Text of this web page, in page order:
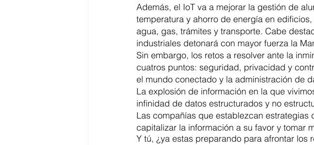
Además, el IoT va a mejorar la gestión de
temperatura y ahorro de energía en
agua, gas, trámites y transporte. Cabe
industriales detonará con mayor fuerza la
Sin embargo, los retos a resolver ante la
cuatros puntos: seguridad, privacidad y
el mundo conectado y la administración de
La explosión de información en la que
infinidad de datos estructurados y no
Las compañías que establezcan
capitalizar la información a su favor y tomar
Y tú, ¿ya estas preparando para afrontar los